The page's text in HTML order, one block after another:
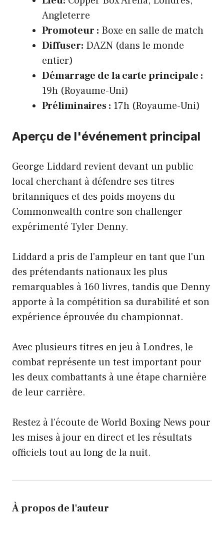
Angleterre
Promoteur : Boxe en salle de match
Diffuser: DAZN (dans le monde
entier)
Démarrage de la carte principale :
19h (Royaume-Uni)
Préliminaires : 17h (Royaume-Uni)
Aperçu de l'événement principal
George Liddard revient devant un public
local cherchant à défendre ses titres
britanniques et des poids moyens du
Commonwealth contre son challenger
expérimenté Tyler Denny.
Liddard a pris de l'ampleur en tant que l'un
des prétendants nationaux les plus
remarquables à 160 livres, tandis que Denny
apporte à la compétition sa durabilité et son
expérience éprouvée du championnat.
Avec plusieurs titres en jeu à Londres, le
combat représente un test important pour
les deux combattants à une étape charnière
de leur carrière.
Restez à l’écoute de World Boxing News pour
les mises à jour en direct et les résultats
officiels tout au long de la nuit.
À propos de l'auteur